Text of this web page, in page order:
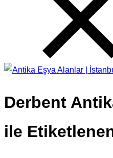
Derbent
ile